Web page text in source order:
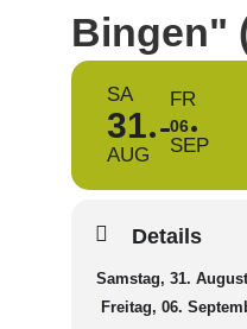
Bingen"
SA
31
AUG
FR
06
SEP
Details
Samstag, 31.
Freitag, 06.